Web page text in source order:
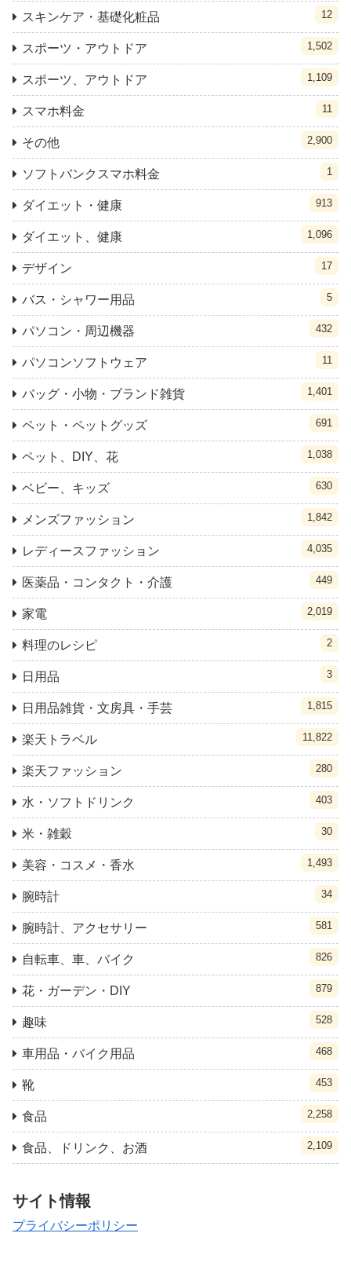
スキンケア・基礎化粧品 12
スポーツ・アウトドア 1,502
スポーツ、アウトドア 1,109
スマホ料金 11
その他 2,900
ソフトバンクスマホ料金 1
ダイエット・健康 913
ダイエット、健康 1,096
デザイン 17
バス・シャワー用品 5
パソコン・周辺機器 432
パソコンソフトウェア 11
バッグ・小物・ブランド雑貨 1,401
ペット・ペットグッズ 691
ペット、DIY、花 1,038
ベビー、キッズ 630
メンズファッション 1,842
レディースファッション 4,035
医薬品・コンタクト・介護 449
家電 2,019
料理のレシピ 2
日用品 3
日用品雑貨・文房具・手芸 1,815
楽天トラベル 11,822
楽天ファッション 280
水・ソフトドリンク 403
米・雑穀 30
美容・コスメ・香水 1,493
腕時計 34
腕時計、アクセサリー 581
自転車、車、バイク 826
花・ガーデン・DIY 879
趣味 528
車用品・バイク用品 468
靴 453
食品 2,258
食品、ドリンク、お酒 2,109
サイト情報
プライバシーポリシー